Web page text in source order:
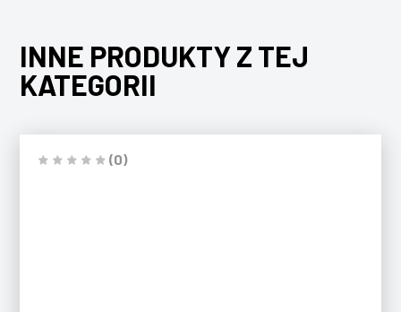
INNE PRODUKTY Z TEJ
KATEGORII
(0)